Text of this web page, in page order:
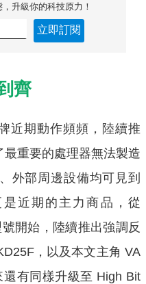
升級你的科技原力！
立即訂閱
齊
近期動作頻頻，陸續推
重要的處理器無法製造
外部周邊設備均可見到
近期的主力商品，從
開始，陸續推出強調反
，以及本文主角 VA
有同樣升級至 High Bit